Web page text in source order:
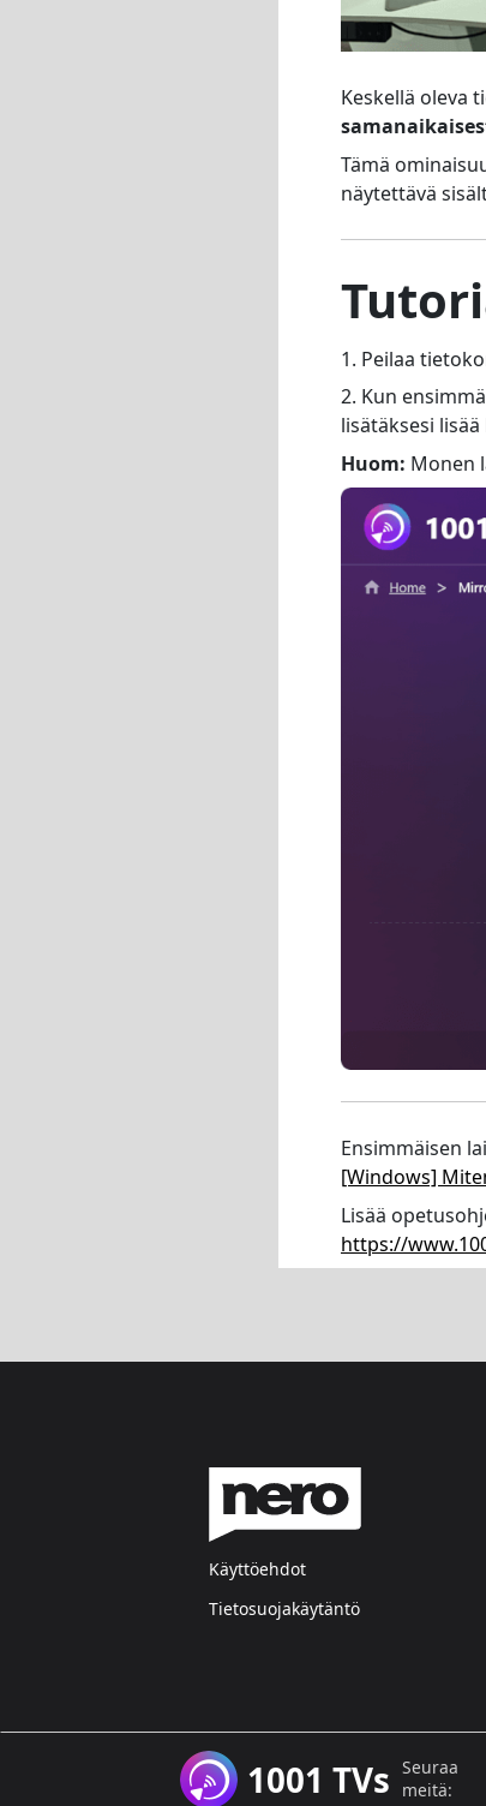
Keskellä oleva
Tämä
näytettävä
1. Peilaa
2. Kun
lisätäksesi
Huom: Monen
Ensimmäisen
[Windows]
Lisää
https://
Käyttöehdot
Tietosuojakäytäntö
1001 TVs Seuraa
meitä: